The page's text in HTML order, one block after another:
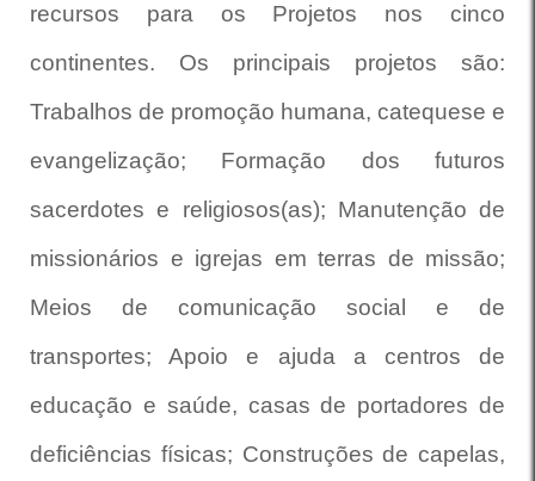
recursos para os Projetos nos cinco
continentes. Os principais projetos são:
Trabalhos de promoção humana, catequese e
evangelização; Formação dos futuros
sacerdotes e religiosos(as); Manutenção de
missionários e igrejas em terras de missão;
Meios de comunicação social e de
transportes; Apoio e ajuda a centros de
educação e saúde, casas de portadores de
deficiências físicas; Construções de capelas,